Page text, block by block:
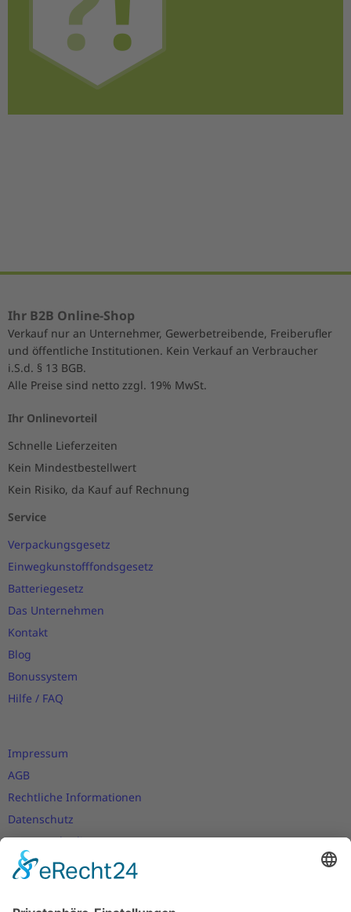
Ihr B2B Online-Shop
Verkauf nur an Unternehmer, Gewerbetreibende, Freiberufler
und öffentliche Institutionen. Kein Verkauf an Verbraucher
i.S.d. § 13 BGB.
Alle Preise sind netto zzgl. 19% MwSt.
Ihr Onlinevorteil
Schnelle Lieferzeiten
Kein Mindestbestellwert
Kein Risiko, da Kauf auf Rechnung
Service
Verpackungsgesetz
Einwegkunstofffondsgesetz
Batteriegesetz
Das Unternehmen
Kontakt
Blog
Bonussystem
Hilfe / FAQ
Impressum
AGB
Rechtliche Informationen
Datenschutz
Nutzungsbedingungen
Versand- und Zahlungsbedingungen
Cookie-Einstellungen